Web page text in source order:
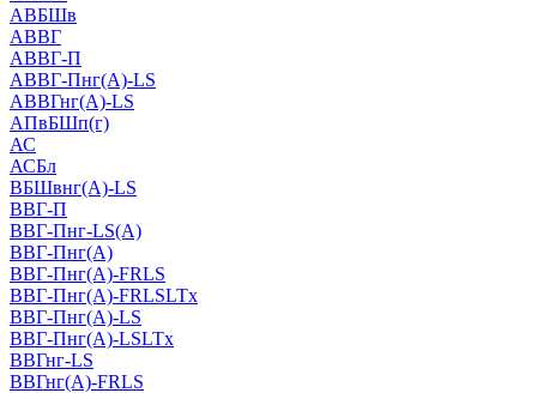
АВБШв
АВВГ
АВВГ-П
АВВГ-Пнг(А)-LS
АВВГнг(А)-LS
АПвБШп(г)
АС
АСБл
ВБШвнг(А)-LS
ВВГ-П
ВВГ-Пнг-LS(А)
ВВГ-Пнг(А)
ВВГ-Пнг(А)-FRLS
ВВГ-Пнг(А)-FRLSLTx
ВВГ-Пнг(А)-LS
ВВГ-Пнг(А)-LSLTx
ВВГнг-LS
ВВГнг(А)-FRLS